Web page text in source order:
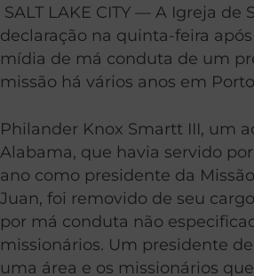
SALT LAKE CITY — A Igreja de
declaração na quinta-feira
mídia de má conduta de um
missão há vários anos em
Philander Knox Smartt III, um
Alabama, que havia servido
ano como presidente da
Juan, foi removido de seu
por má conduta não
missionários. Um presidente
uma área e os missionários